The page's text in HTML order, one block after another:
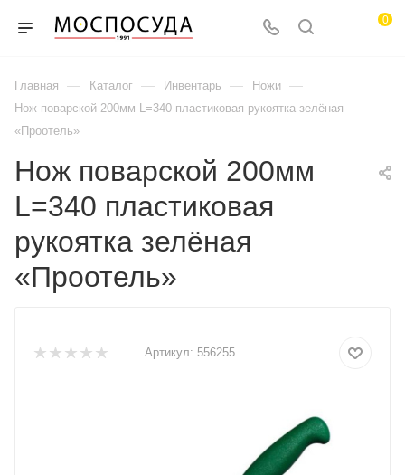
0
Главная — Каталог — Инвентарь — Ножи —
Нож поварской 200мм L=340 пластиковая рукоятка зелёная
«Проотель»
Нож поварской 200мм
L=340 пластиковая
рукоятка зелёная
«Проотель»
Артикул: 556255